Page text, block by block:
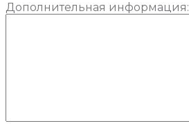
Дополнительная информация: